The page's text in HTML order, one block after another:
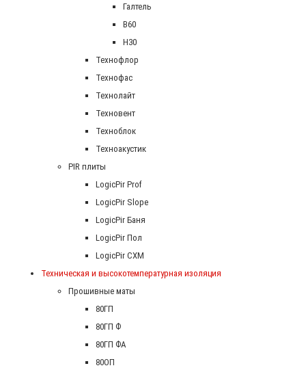
Галтель
В60
Н30
Технофлор
Технофас
Технолайт
Техновент
Техноблок
Техноакустик
PIR плиты
LogicPir Prof
LogicPir Slope
LogicPir Баня
LogicPir Пол
LogicPir СХМ
Техническая и высокотемпературная изоляция
Прошивные маты
80ГП
80ГП Ф
80ГП ФА
80ОП